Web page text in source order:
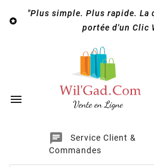

"Plus simple. Plus rapide. La
portée d'un Clic

chat
Service Client &
Commandes